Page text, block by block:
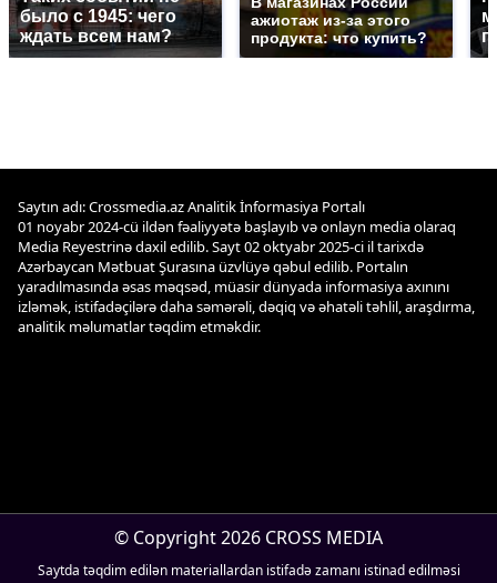
было с 1945: чего
ждать всем нам?
ажиотаж из-за этого
продукта: что купить?
Saytın adı: Crossmedia.az Analitik İnformasiya Portalı
01 noyabr 2024-cü ildən fəaliyyətə başlayıb və onlayn media olaraq
Media Reyestrinə daxil edilib. Sayt 02 oktyabr 2025-ci il tarixdə
Azərbaycan Mətbuat Şurasına üzvlüyə qəbul edilib. Portalın
yaradılmasında əsas məqsəd, müasir dünyada informasiya axınını
izləmək, istifadəçilərə daha səmərəli, dəqiq və əhatəli təhlil, araşdırma,
analitik məlumatlar təqdim etməkdir.
© Copyright 2026 CROSS MEDIA
Saytda təqdim edilən materiallardan istifadə zamanı istinad edilməsi